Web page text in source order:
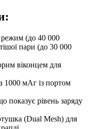
(до 40 000
пари (до 30 000
віконцем для
1000 мАг із портом
рівень заряду
(Dual Mesh) для